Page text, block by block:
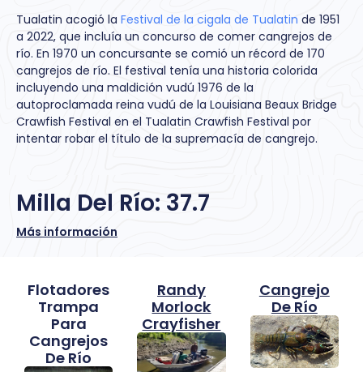
Tualatin acogió la Festival de la cigala de Tualatin de 1951
a 2022, que incluía un concurso de comer cangrejos de
río. En 1970 un concursante se comió un récord de 170
cangrejos de río. El festival tenía una historia colorida
incluyendo una maldición vudú 1976 de la
autoproclamada reina vudú de la Louisiana Beaux Bridge
Crawfish Festival en el Tualatin Crawfish Festival por
intentar robar el título de la supremacía de cangrejo.
Milla Del Río: 37.7
Más información
Flotadores
Trampa
Para
Cangrejos
De Río
Randy
Morlock
Crayfisher
Cangrejo
De Río